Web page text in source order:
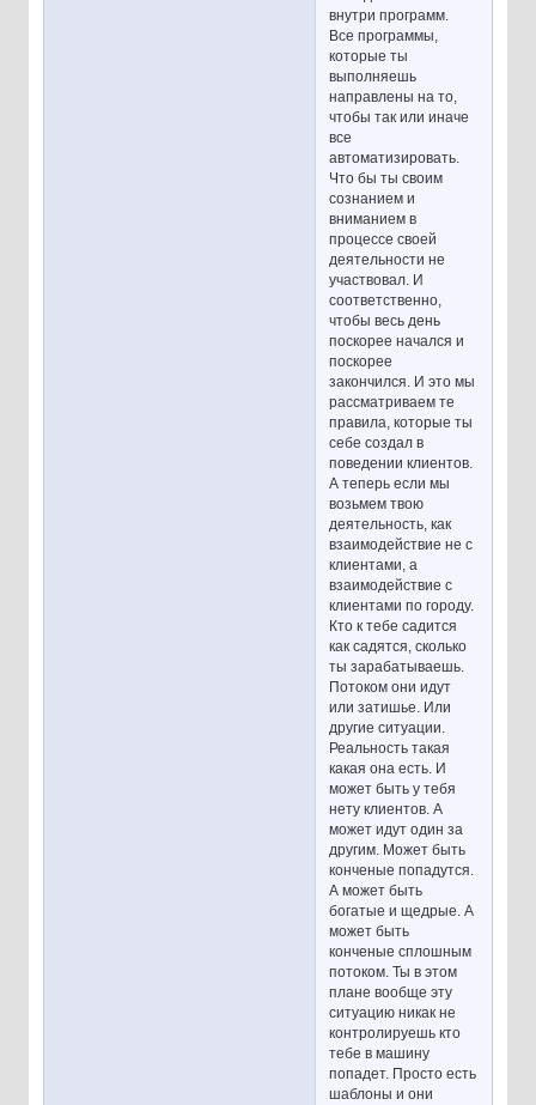
внутри программ.
Все программы,
которые ты
выполняешь
направлены на то,
чтобы так или иначе
все
автоматизировать.
Что бы ты своим
сознанием и
вниманием в
процессе своей
деятельности не
участвовал. И
соответственно,
чтобы весь день
поскорее начался и
поскорее
закончился. И это мы
рассматриваем те
правила, которые ты
себе создал в
поведении клиентов.
А теперь если мы
возьмем твою
деятельность, как
взаимодействие не с
клиентами, а
взаимодействие с
клиентами по городу.
Кто к тебе садится
как садятся, сколько
ты зарабатываешь.
Потоком они идут
или затишье. Или
другие ситуации.
Реальность такая
какая она есть. И
может быть у тебя
нету клиентов. А
может идут один за
другим. Может быть
конченые попадутся.
А может быть
богатые и щедрые. А
может быть
конченые сплошным
потоком. Ты в этом
плане вообще эту
ситуацию никак не
контролируешь кто
тебе в машину
попадет. Просто есть
шаблоны и они